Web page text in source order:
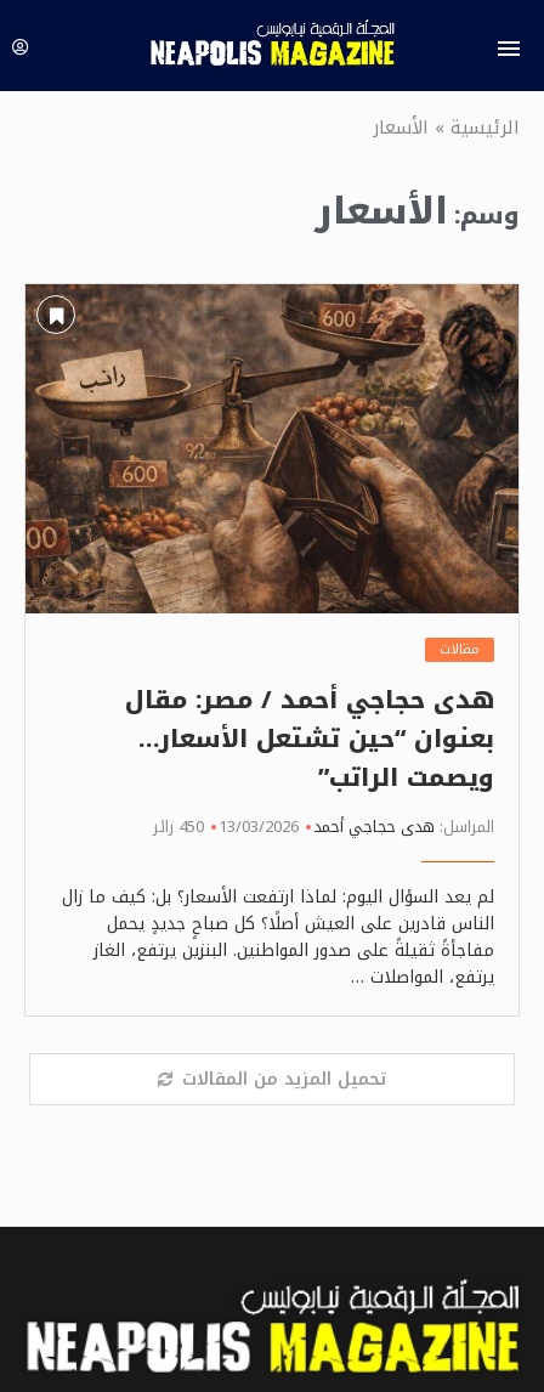
الرئيسية» الأسعار
وسم: الأسعار
مقالات
هدى حجاجي أحمد / مصر: مقال
بعنوان “حين تشتعل الأسعار…
ويصمت الراتب”
المراسل: هدى حجاجي أحمد 13/03/2026 450 زائر
لم يعد السؤال اليوم: لماذا ارتفعت الأسعار؟ بل: كيف ما زال
الناس قادرين على العيش أصلًا؟ كل صباحٍ جديدٍ يحمل
مفاجأةً ثقيلةً على صدور المواطنين. البنزين يرتفع، الغاز
يرتفع، المواصلات …
تحميل المزيد من المقالات